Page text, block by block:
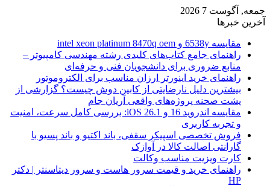
جمعه, آگوست 7 2026
آخرین خبرها
مقایسه 6538y و intel xeon platinum 8470q oem
راهنمای جامع کتاب‌های کلیدی رشته مهندسی کامپیوتر –
منابع ضروری برای دانشجویان فنی و حرفه‌ای
راهنمای خرید اینورتر ارزان مناسب برای الکتروموتور
بیشترین دلیل نارضایتی از کابین دوش چیست؟ گزارشی از
پشت صحنه پروژه‌های واقعی آریان جام
مقایسه اندروید 16 و iOS 26.1: بررسی کامل سرعت، امنیت
و تجربه کاربری
فروش تخصصی اسپیکر سقفی، باند اکتیو و باند پسیو با
گارانتی اصالت کالا در آوازک
کارت ویزیت مناسب وکالت
راهنمای خرید و قیمت سرور هاست و سرور دیتاسنتر | دکتر
HP